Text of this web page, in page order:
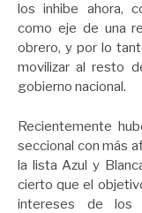
los inhibe ahora,
como eje de una
obrero, y por lo
movilizar al resto
gobierno nacional.
Recientemente
seccional con más
la lista Azul y
cierto que el
intereses de los